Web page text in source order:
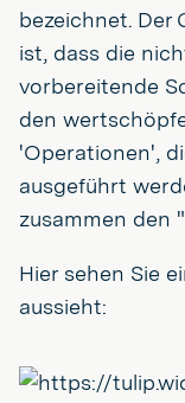
bezeichnet. Der
ist, dass die
vorbereitende
den
'Operationen',
ausgeführt
zusammen den
Hier sehen Sie
aussieht: